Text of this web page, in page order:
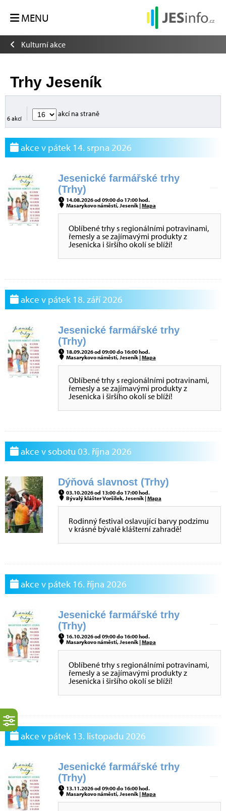
MENU
Kulturní akce
Trhy Jeseník
6 akcí
akcí na straně
akce v pátek 14. srpna 2026
Jesenické farmářské trhy
(Trhy)
14.08.2026 od 09:00 do 17:00 hod.
Masarykovo náměstí, Jeseník |Mapa
Oblíbené trhy s regionálními potravinami,
řemesly a se zajímavými produkty z
Jesenicka i širšího okolí se blíží!
akce v pátek 18. září 2026
Jesenické farmářské trhy
(Trhy)
18.09.2026 od 09:00 do 16:00 hod.
Masarykovo náměstí, Jeseník |Mapa
Oblíbené trhy s regionálními potravinami,
řemesly a se zajímavými produkty z
Jesenicka i širšího okolí se blíží!
akce v sobotu 03. října 2026
Dýňová slavnost (Trhy)
03.10.2026 od 13:00 do 17:00 hod.
Bývalý klášter Voršilek, Jeseník |Mapa
Rodinný festival oslavující barvy podzimu
v krásné bývalé klášterní zahradě!
akce v pátek 16. října 2026
Jesenické farmářské trhy
(Trhy)
16.10.2026 od 09:00 do 16:00 hod.
Masarykovo náměstí, Jeseník |Mapa
Oblíbené trhy s regionálními potravinami,
řemesly a se zajímavými produkty z
Jesenicka i širšího okolí se blíží!
akce v pátek 13. listopadu 2026
Jesenické farmářské trhy
(Trhy)
13.11.2026 od 09:00 do 16:00 hod.
Masarykovo náměstí, Jeseník |Mapa